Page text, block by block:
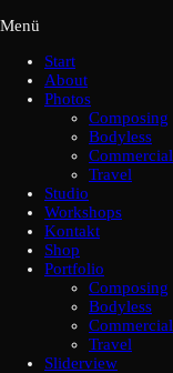
Menü
Start
About
Photos
Composing
Bodyless
Commercial
Travel
Studio
Workshops
Kontakt
Shop
Portfolio
Composing
Bodyless
Commercial
Travel
Sliderview